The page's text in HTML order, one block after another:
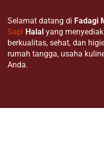
Selamat datang di Fadagi
Sapi Halal yang
berkualitas, sehat, dan
rumah tangga, usaha
Anda.